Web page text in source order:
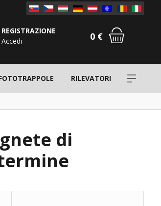
REGISTRAZIONE
Accedi
0 €
RILEVATORI
di